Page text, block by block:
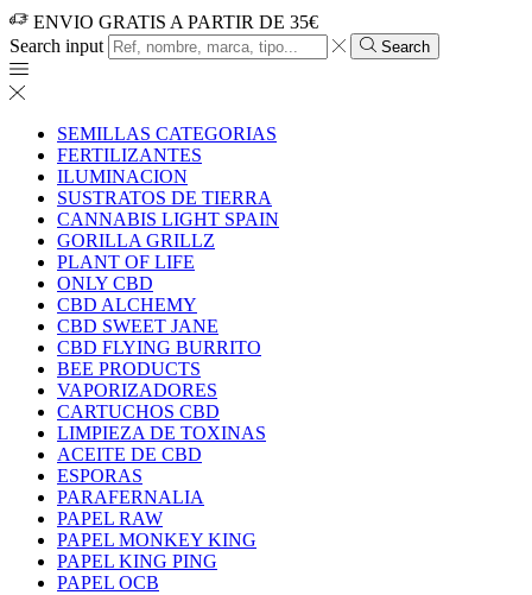
ENVIO GRATIS A PARTIR DE 35€
Search input
Search
SEMILLAS CATEGORIAS
FERTILIZANTES
ILUMINACION
SUSTRATOS DE TIERRA
CANNABIS LIGHT SPAIN
GORILLA GRILLZ
PLANT OF LIFE
ONLY CBD
CBD ALCHEMY
CBD SWEET JANE
CBD FLYING BURRITO
BEE PRODUCTS
VAPORIZADORES
CARTUCHOS CBD
LIMPIEZA DE TOXINAS
ACEITE DE CBD
ESPORAS
PARAFERNALIA
PAPEL RAW
PAPEL MONKEY KING
PAPEL KING PING
PAPEL OCB